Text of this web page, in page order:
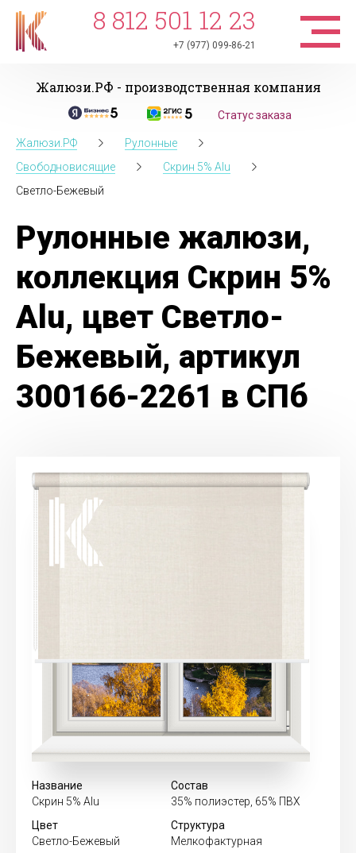
8 812 501 12 23
+7 (977) 099-86-21
Жалюзи.РФ - производственная компания
Статус заказа
Жалюзи.РФ
Рулонные
Свободновисящие
Скрин 5% Alu
Светло-Бежевый
Рулонные жалюзи,
коллекция Скрин 5%
Alu, цвет Светло-
Бежевый, артикул
300166-2261 в СПб
Название
Скрин 5% Alu
Состав
35% полиэстер, 65% ПВХ
Цвет
Светло-Бежевый
Структура
Мелкофактурная